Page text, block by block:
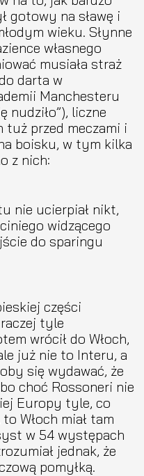
gotowy na sławę i
wieku. Słynne
własnego
musiała straż
darta w
Manchesteru
nudziło”), liczne
przed meczami i
boisku, w tym kilka
z nich:
nie ucierpiał nikt,
widzącego
do sparingu
części
tyle
wrócił do Włoch,
już nie to Interu, a
się wydawać, że
choć Rossoneri nie
Europy tyle, co
Włoch miał tam
w 54 występach
jednak, że
pomyłką.